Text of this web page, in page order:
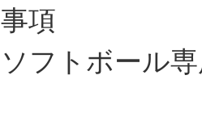
事項
ソフトボール